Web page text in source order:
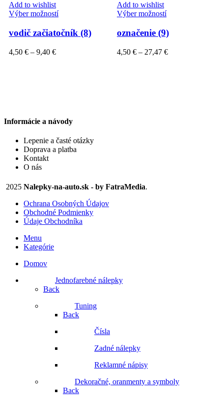
Add to wishlist
Výber možnostíTento
má
viacero
vodič začiatočník (8)
4,50 € – 9,40 €Price
Add to wishlist
Výber možnostíTento
má
viacero
variantov.
Možnosti
označenie (9)
4,50 € – 27,47 €Price
Informácie a návody
Lepenie a časté otázky
Doprava a platba
Kontakt
O nás
2025 Nalepky-na-auto.sk - by FatraMedia.
Ochrana Osobných Údajov
Obchodné Podmienky
Údaje Obchodníka
Menu
Kategórie
Domov
Jednofarebné nálepky
Back
Tuning
Back
Čísla
Zadné nálepky
Reklamné nápisy
Dekoračné, oranmenty a symboly
Back